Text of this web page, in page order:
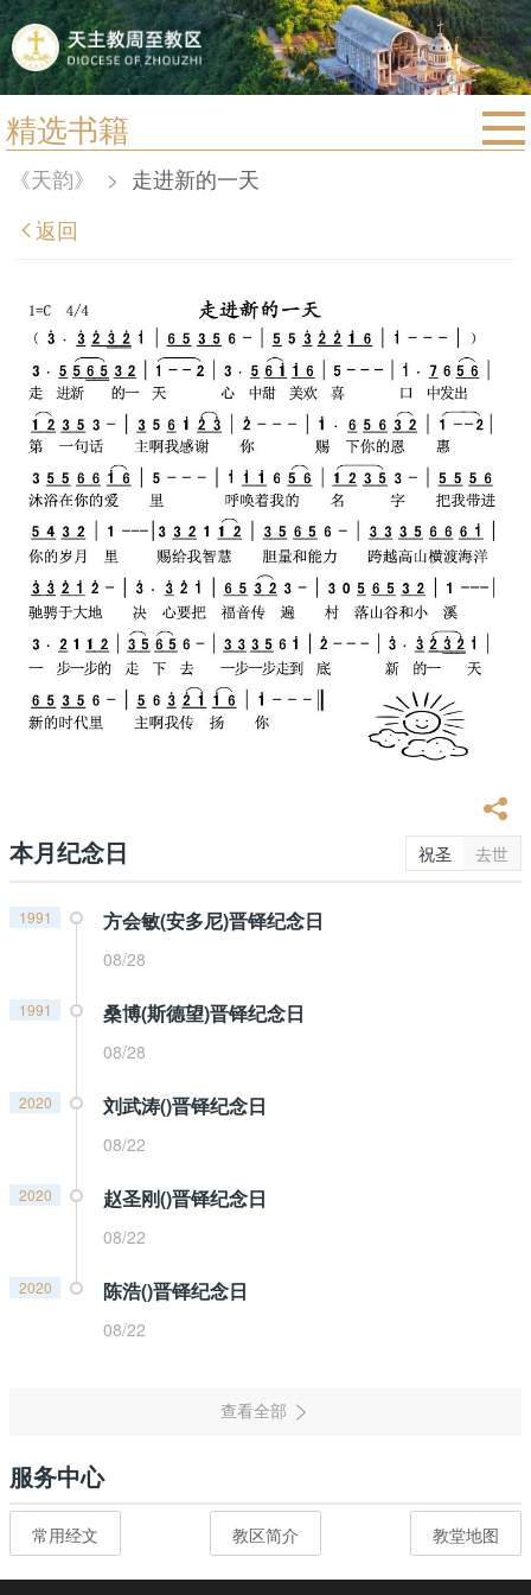
精选书籍
首页
宗教法规
教区简介
信仰文萃
教会圣月
《天韵》 > 走进新的一天
返回
本月纪念日 祝圣 去世
1991 方会敏(安多尼)晋铎纪念日
08/28
1991 桑博(斯德望)晋铎纪念日
08/28
2020 刘武涛()晋铎纪念日
08/22
2020 赵圣刚()晋铎纪念日
08/22
2020 陈浩()晋铎纪念日
08/22
服务中心
常用经文 教区简介 教堂地图